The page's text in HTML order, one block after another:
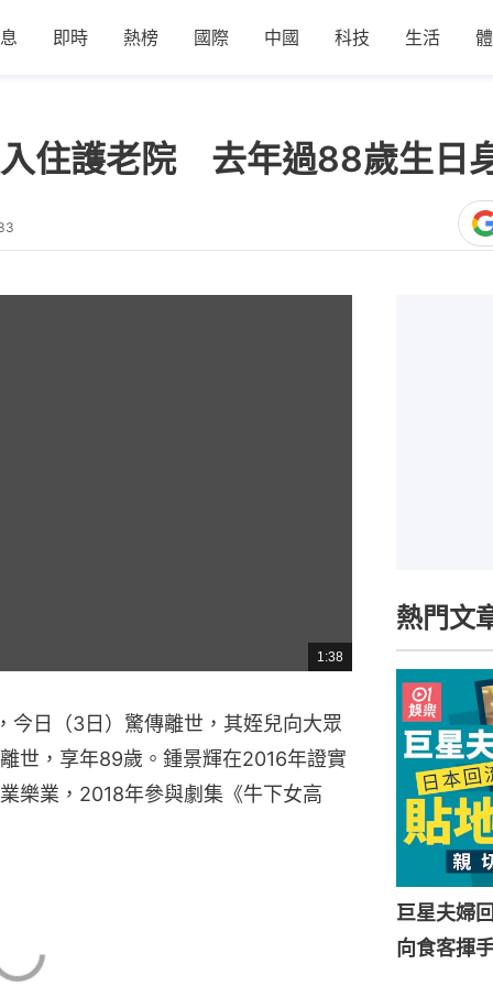
即時 熱榜 國際 中國 科技 生活
住護老院 去年過88歲生日
總
共
1:38
日（3日）驚傳離世，其姪兒向大眾
世，享年89歲。鍾景輝在2016年證實
樂業，2018年參與劇集《牛下女高
熱門文
巨星夫婦
向食客揮